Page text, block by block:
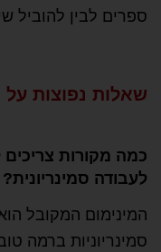
ספרים לבין להוביל
שאלות נפוצות
כמה מקורות
לעבודה סמינריונית?